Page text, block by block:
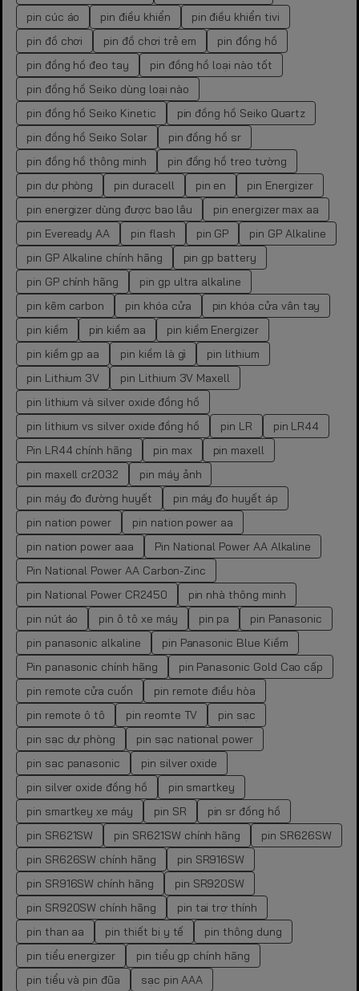
pin cúc áo
pin điều khiển
pin điều khiển tivi
pin đồ chơi
pin đồ chơi trẻ em
pin đồng hồ
pin đồng hồ đeo tay
pin đồng hồ loại nào tốt
pin đồng hồ Seiko dùng loại nào
pin đồng hồ Seiko Kinetic
pin đồng hồ Seiko Quartz
pin đồng hồ Seiko Solar
pin đồng hồ sr
pin đồng hồ thông minh
pin đồng hồ treo tường
pin dự phòng
pin duracell pin en
pin Energizer
pin energizer dùng được bao lâu
pin energizer max aa
pin Eveready AA
pin flash pin GP
pin GP Alkaline
pin GP Alkaline chính hãng
pin gp battery
pin GP chính hãng
pin gp ultra alkaline
pin kẽm carbon
pin khóa cửa
pin khóa cửa vân tay
pin kiềm
pin kiềm aa
pin kiềm Energizer
pin kiềm gp aa
pin kiềm là gì
pin lithium
pin Lithium 3V
pin Lithium 3V Maxell
pin lithium và silver oxide đồng hồ
pin lithium vs silver oxide đồng hồ
pin LR
pin LR44
Pin LR44 chính hãng
pin max
pin maxell
pin maxell cr2032
pin máy ảnh
pin máy đo đường huyết
pin máy đo huyết áp
pin nation power
pin nation power aa
pin nation power aaa
Pin National Power AA Alkaline
Pin National Power AA Carbon-Zinc
pin National Power CR2450
pin nhà thông minh
pin nút áo
pin ô tô xe máy pin pa
pin Panasonic
pin panasonic alkaline
pin Panasonic Blue Kiềm
Pin panasonic chính hãng
pin Panasonic Gold Cao cấp
pin remote cửa cuốn
pin remote điều hòa
pin remote ô tô
pin reomte TV
pin sạc
pin sạc dự phòng
pin sạc national power
pin sạc panasonic
pin silver oxide
pin silver oxide đồng hồ
pin smartkey
pin smartkey xe máy
pin SR
pin sr đồng hồ
pin SR621SW
pin SR621SW chính hãng
pin SR626SW
pin SR626SW chính hãng
pin SR916SW
pin SR916SW chính hãng
pin SR920SW
pin SR920SW chính hãng
pin tai trợ thính
pin than aa
pin thiết bị y tế
pin thông dụng
pin tiểu energizer
pin tiểu gp chính hãng
pin tiểu và pin đũa
sạc pin AAA